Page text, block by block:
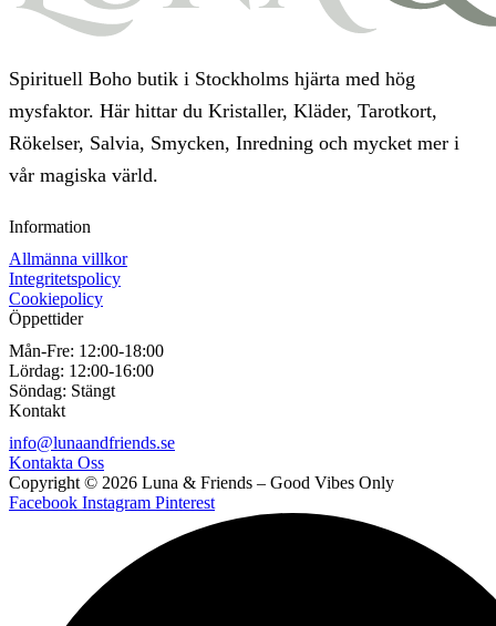
Spirituell Boho butik i Stockholms hjärta med hög
mysfaktor. Här hittar du Kristaller, Kläder, Tarotkort,
Rökelser, Salvia, Smycken, Inredning och mycket mer i
vår magiska värld.
Information
Allmänna villkor
Integritetspolicy
Cookiepolicy
Öppettider
Mån-Fre: 12:00-18:00
Lördag: 12:00-16:00
Söndag: Stängt
Kontakt
info@lunaandfriends.se
Kontakta Oss
Copyright © 2026 Luna & Friends – Good Vibes Only
Facebook Instagram Pinterest